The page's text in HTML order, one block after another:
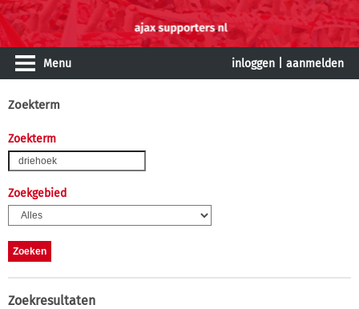
Menu inloggen aanmelden
Zoekterm
Zoekterm
Zoekgebied
Zoekresultaten